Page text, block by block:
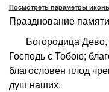
Посмотреть параметры
Празднование
Богородица Дево,
Господь с Тобою;
благословен плод
душ наших.